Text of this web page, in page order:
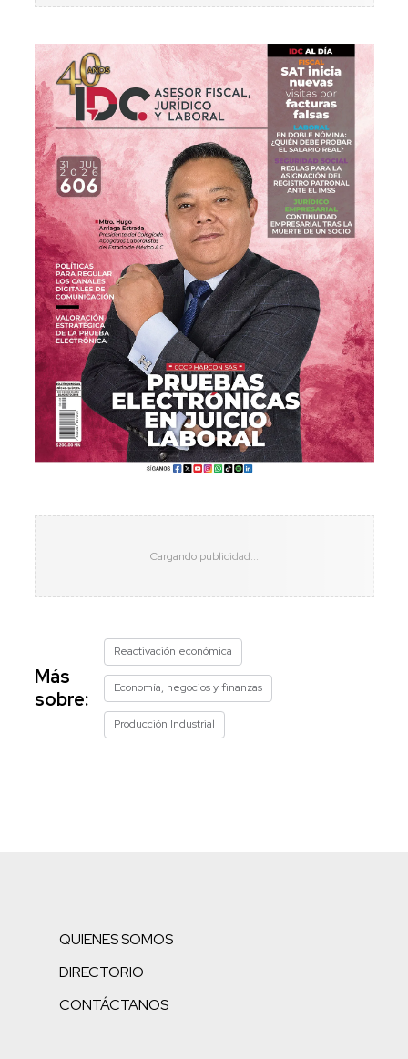
Más
sobre:
Reactivación económica
Economía, negocios y finanzas
Producción Industrial
QUIENES SOMOS
DIRECTORIO
CONTÁCTANOS